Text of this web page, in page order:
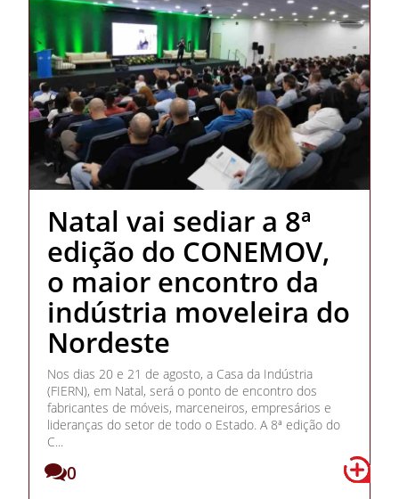
Natal vai sediar a 8ª
edição do CONEMOV,
o maior encontro da
indústria moveleira do
Nordeste
Nos dias 20 e 21 de agosto, a Casa da Indústria
(FIERN), em Natal, será o ponto de encontro dos
fabricantes de móveis, marceneiros, empresários e
lideranças do setor de todo o Estado. A 8ª edição do
C...
0